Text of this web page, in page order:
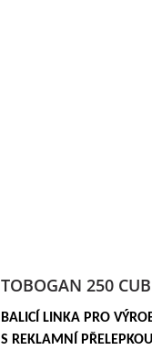
TOBOGAN 250
BALICÍ LINKA PRO
S REKLAMNÍ PŘELEPKOU